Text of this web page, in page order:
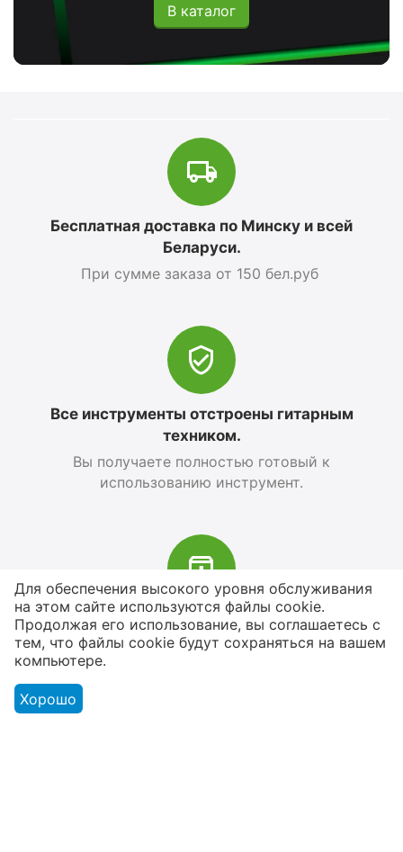
В каталог
Бесплатная доставка по Минску и всей
Беларуси.
При сумме заказа от 150 бел.руб
Все инструменты отстроены гитарным
техником.
Вы получаете полностью готовый к
использованию инструмент.
В наличии более 4000 наименований
товаров
От расходников до сценического
Для обеспечения высокого уровня обслуживания
на этом сайте используются файлы cookie.
Продолжая его использование, вы соглашаетесь с
тем, что файлы cookie будут сохраняться на вашем
компьютере.
Хорошо